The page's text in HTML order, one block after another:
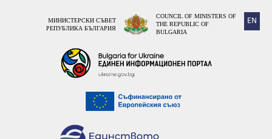
EN
МИНИСТЕРСКИ СЪВЕТ
РЕПУБЛИКА БЪЛГАРИЯ
COUNCIL OF MINISTERS OF
THE REPUBLIC OF
BULGARIA